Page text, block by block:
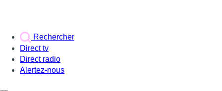
Rechercher
Direct tv
Direct radio
Alertez-nous